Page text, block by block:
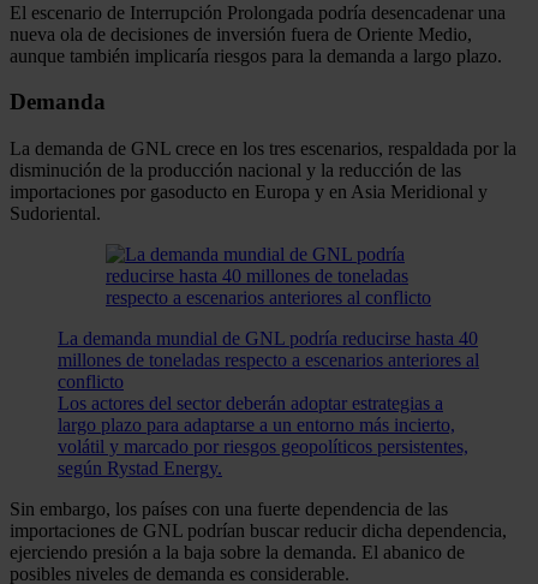
El escenario de Interrupción Prolongada podría desencadenar una
nueva ola de decisiones de inversión fuera de Oriente Medio,
aunque también implicaría riesgos para la demanda a largo plazo.
Demanda
La demanda de GNL crece en los tres escenarios, respaldada por la
disminución de la producción nacional y la reducción de las
importaciones por gasoducto en Europa y en Asia Meridional y
Sudoriental.
La demanda mundial de GNL podría reducirse hasta 40
millones de toneladas respecto a escenarios anteriores al
conflicto
Los actores del sector deberán adoptar estrategias a
largo plazo para adaptarse a un entorno más incierto,
volátil y marcado por riesgos geopolíticos persistentes,
según Rystad Energy.
Sin embargo, los países con una fuerte dependencia de las
importaciones de GNL podrían buscar reducir dicha dependencia,
ejerciendo presión a la baja sobre la demanda. El abanico de
posibles niveles de demanda es considerable.